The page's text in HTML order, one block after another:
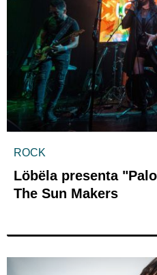
ROCK
Löbëla presenta
The Sun Makers